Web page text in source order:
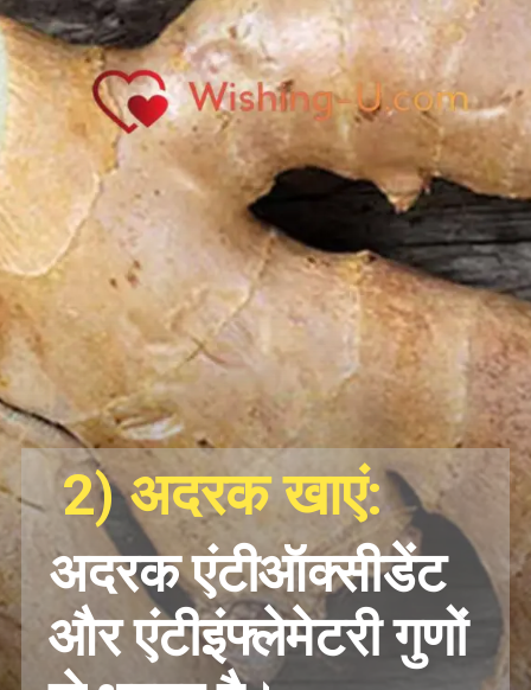
अदरक एंटीऑक्सीडेंट
और एंटीइंफ्लेमेटरी गुणों
2) अदरक खाएं: